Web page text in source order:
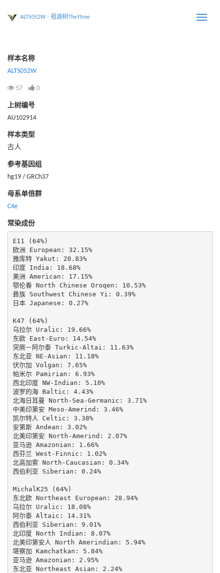
Toggle
ALTS052W - 祖源树TheYtree
样本名称
ALTS052W
57 0
上树编号
AU102914
样本类型
古人
参考基因组
hg19 / GRCh37
母系单倍群
C4e
常染成份
E11 (64%)
欧洲 European: 32.15%
雅库特 Yakut: 20.83%
印度 India: 18.68%
美洲 American: 17.15%
鄂伦春 North Chinese Oroqen: 10.53%
彝族 Southwest Chinese Yi: 0.39%
日本 Japanese: 0.27%
K47 (64%)
乌拉尔 Uralic: 19.66%
东欧 East-Euro: 14.54%
突厥－阿尔泰 Turkic-Altai: 11.63%
东北亚 NE-Asian: 11.18%
伏尔加 Volgan: 7.65%
帕米尔 Pamirian: 6.93%
西北印度 NW-Indian: 5.10%
波罗的海 Baltic: 4.43%
北海日耳曼 North-Sea-Germanic: 3.71%
中美印第安 Meso-Amerind: 3.46%
凯尔特人 Celtic: 3.38%
安第斯 Andean: 3.02%
北美印第安 North-Amerind: 2.07%
亚马逊 Amazonian: 1.66%
西芬兰 West-Finnic: 1.02%
北高加索 North-Caucasian: 0.34%
西伯利亚 Siberian: 0.24%
MichalK25 (64%)
东北欧 Northeast European: 28.94%
乌拉尔 Uralic: 18.08%
阿尔泰 Altaic: 14.31%
西伯利亚 Siberian: 9.01%
北印度 North Indian: 8.07%
北美印第安人 North Amerindian: 5.94%
堪察加 Kamchatkan: 5.84%
亚马逊 Amazonian: 2.95%
东北亚 Northeast Asian: 2.24%